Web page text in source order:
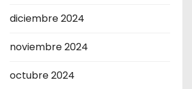
diciembre 2024
noviembre 2024
octubre 2024